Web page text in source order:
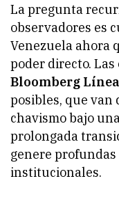
La pregunta
observadores es
Venezuela ahora
poder directo.
Bloomberg Línea
posibles, que van
chavismo bajo
prolongada
genere
institucionales.